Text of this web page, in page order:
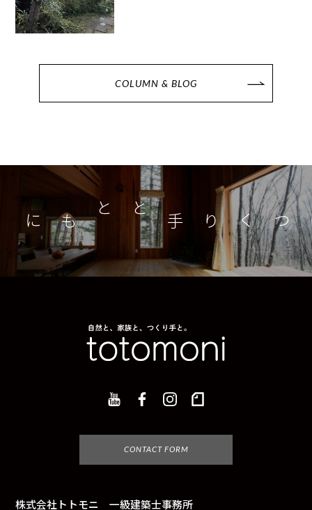
COLUMN & BLOG
つくり手とともに
CONTACT FORM
株式会社トトモニ 一級建築士事務所